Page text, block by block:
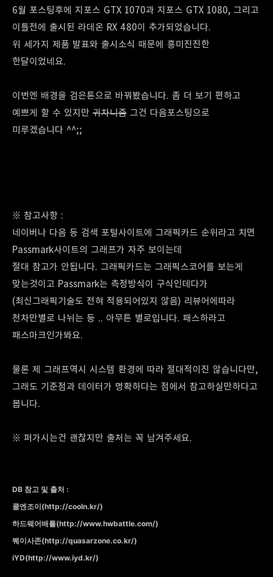
6월 포스팅후에 지포스 GTX 1070과 지포스 GTX 1080, 그리고
이틀전에 출시된 라데온 RX 480이 추가되었습니다.
위 세가지 제품 발표와 출시소식 때문에 흥미진진한
한달이었네요.
이번엔 배경을 검은톤으로 바꿔봤습니다. 좀 더 보기 편하고
예쁘게 할 수 있지만 귀차니즘 그건 다음포스팅으로
미루겠습니다 ^^;;
※ 참고사항 :
네이버나 다음 등 검색 포털사이트에 그래픽카드 순위라고 치면
Passmark사이트의 그래프가 자주 보이는데
절대 참고가 안됩니다. 그래픽카드는 그래픽스코어를 보는게
맞는것이고 Passmark는 측정방식이 구식인데다가
(최신그래픽기술도 전혀 적용되어있지 않음) 리뷰어에따라
천차만별로 나뉘는 등 .. 아무튼 별로입니다. 패스하라고
패스마크인가봐요.
물론 제 그래프역시 시스템 환경에 따라 절대적이진 않습니다만,
그래도 기준점과 데이터가 명확하다는 점에서 참고하실만하다고
봅니다.
※ 퍼가시는건 괜찮지만 출처는 꼭 남겨주세요.
DB 참고 및 출처 :
쿨엔조이(http://cooln.kr/)
하드웨어배틀(http://www.hwbattle.com/)
퀘이사존(http://quasarzone.co.kr/)
iYD(http://www.iyd.kr/)